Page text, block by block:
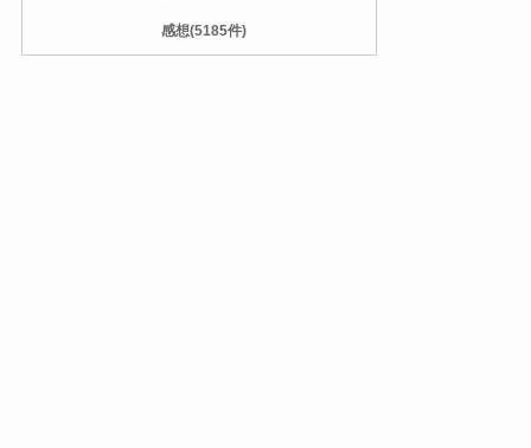
感想(5185件)